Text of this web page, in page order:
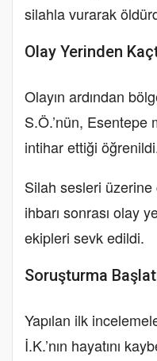
silahla vurarak
Olay Yerinden
Olayın ardından
S.Ö.’nün, Esentepe
intihar ettiği
Silah sesleri üzerine
ihbarı sonrası olay
ekipleri sevk edildi.
Soruşturma
Yapılan ilk
İ.K.’nın hayatını